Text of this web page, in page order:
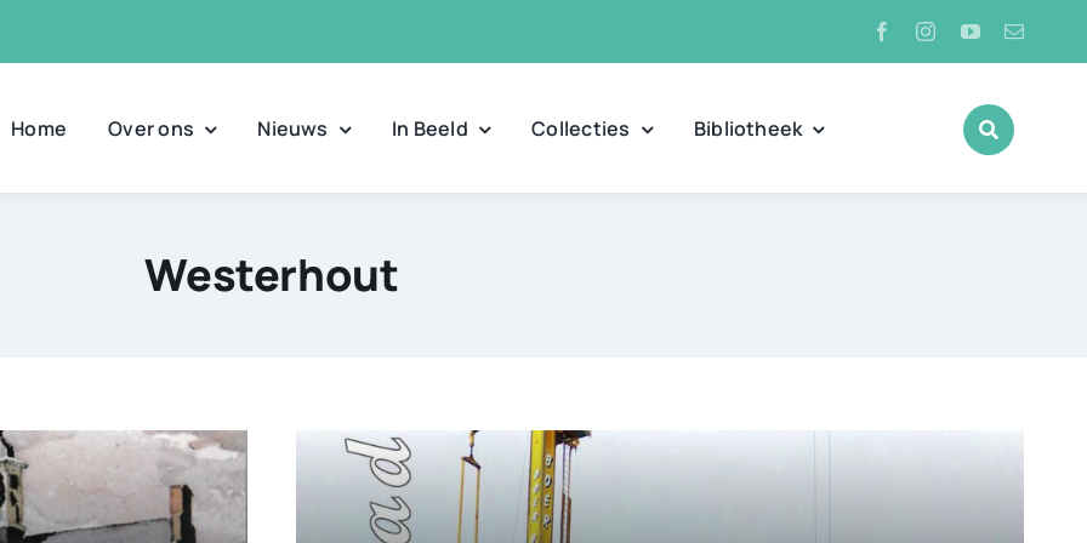
Home Over ons Nieuws In Beeld Collecties Bibliotheek
Westerhout